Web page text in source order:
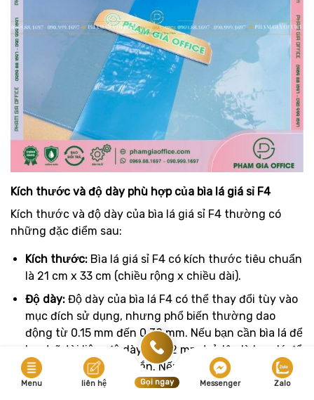
Kích thước và độ dày phù hợp của bìa lá giá sỉ F4
Kích thước và độ dày của bìa lá giá sỉ F4 thường có
những đặc điểm sau:
Kích thước: Bìa lá giá sỉ F4 có kích thước tiêu chuẩn
là 21 cm x 33 cm (chiều rộng x chiều dài).
Độ dày: Độ dày của bìa lá F4 có thể thay đổi tùy vào
mục đích sử dụng, nhưng phổ biến thường dao
động từ 0.15 mm đến 0.30 mm. Nếu bạn cần bìa lá để
lưu trữ tài liệu, độ dày từ 0.2 mm trở lên là hợp lý để
đảm bảo tính chắc chắn. Nếu chỉ cần để bảo vệ nhẹ,
bìa có độ dày từ 0.15 mm là đủ.
Menu liên hệ Gọi ngay Messenger Zalo